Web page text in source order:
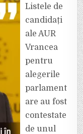
AL
DEPUTATULUI
AUR,
GEORGE
BADIU,
LA
LUI
ȘTEFAN
(FD):
„AVENTURA
POLITICĂ
LUI
SE
ÎN
LUNA
DECEMBRIE!”
Listele de
candidați
ale AUR
Vrancea
pentru
alegerile
parlament
are au fost
contestate
de unul